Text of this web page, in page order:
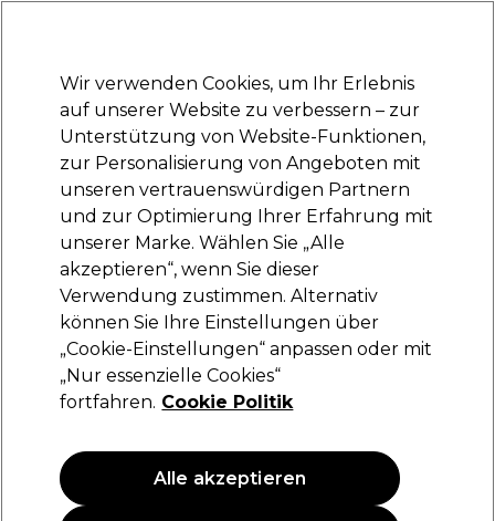
Anmelden
Marken Deals Haare Elektrogeräte Saloneinrichtung
Lieferung und Lieferzeiten
– mehr erfahren
S-PRO Brushing Clip Croco Black x12
4
4,65 €
Wir verwenden Cookies, um Ihr Erlebnis
auf unserer Website zu verbessern – zur
Unterstützung von Website-Funktionen,
zur Personalisierung von Angeboten mit
unseren vertrauenswürdigen Partnern
und zur Optimierung Ihrer Erfahrung mit
unserer Marke. Wählen Sie „Alle
akzeptieren“, wenn Sie dieser
Verwendung zustimmen. Alternativ
können Sie Ihre Einstellungen über
„Cookie-Einstellungen“ anpassen oder mit
„Nur essenzielle Cookies“
fortfahren. Cookie Politik
Alle akzeptieren